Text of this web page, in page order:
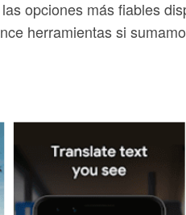
opciones más fiables
herramientas si